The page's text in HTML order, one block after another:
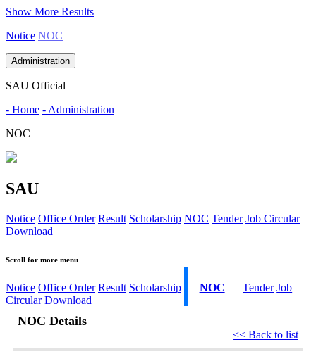
Show More Results
Notice NOC
Administration
SAU Official
- Home - Administration
NOC
SAU
Notice Office Order Result Scholarship NOC Tender Job Circular
Download
Scroll for more menu
Notice Office Order Result Scholarship NOC Tender Job
Circular Download
NOC Details
<< Back to list